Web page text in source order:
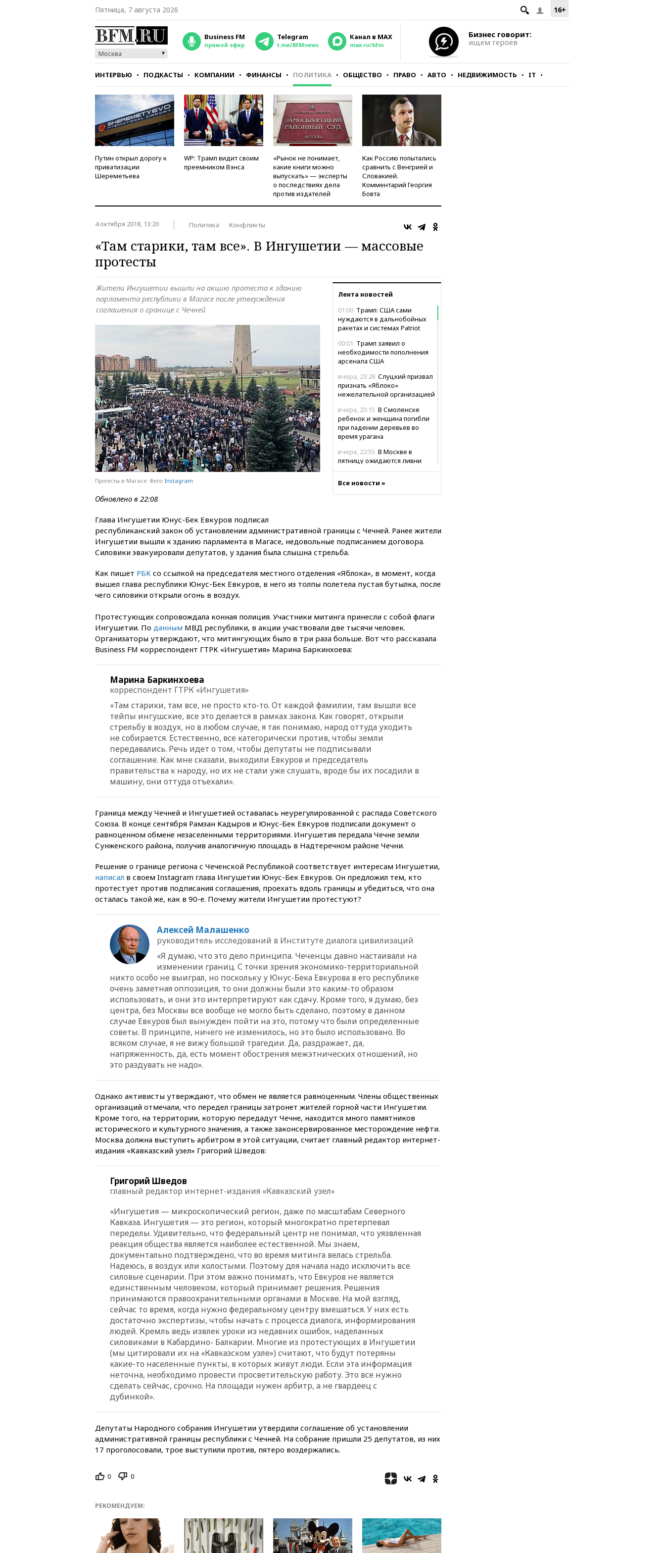
16+
Пятница, 7 августа 2026
Москва
Business FM
прямой эфир
Telegram
t.me/BFMnews
Канал в MAX
max.ru/bfm
Бизнес говорит:
ищем героев
ИНТЕРВЬЮ ПОДКАСТЫ КОМПАНИИ ФИНАНСЫ ПОЛИТИКА ОБЩЕСТВО ПРАВО АВТО НЕДВИЖИМОСТЬ IT
СТИЛЬ ТЕСТЫ
Путин открыл дорогу к
приватизации
Шереметьева
WP: Трамп видит своим
преемником Вэнса
«Рынок не понимает,
какие книги можно
выпускать» — эксперты
о последствиях дела
против издателей
Как Россию попытались
сравнить с Венгрией и
Словакией.
Комментарий Георгия
Бовта
4 октября 2018, 13:20 Политика Конфликты
«Там старики, там все». В Ингушетии — массовые
протесты
Лента новостей
01:00 Трамп: США сами
нуждаются в дальнобойных
ракетах и системах Patriot
00:01 Трамп заявил о
необходимости пополнения
арсенала США
вчера, 23:28 Слуцкий призвал
признать «Яблоко»
нежелательной организацией
вчера, 23:15 В Смоленске
ребенок и женщина погибли
при падении деревьев во
время урагана
вчера, 22:55 В Москве в
пятницу ожидаются ливни
продлил контракт с «Реалом»
до 2032 года
станет значительно дороже
вчера, 22:20Путин назвал 76-ю
гвардейскую десантно-
легендарной
вчера, 22:15 Путин заслушал
вчера, 21:58Генпрокуратура
признала нежелательным в
РФ американский Human
Rights Foundation
Европы в прыжках с 10-
метровой вышки
вчера, 21:10РФ не получала
обращений о прекращении
концессии строительства ж/д
в Армении
вчера, 21:00
В России вновь
вчера, 20:45 Матвиенко:
россиянам могут
рекомендовать не посещать
Армению
вчера, 20:35
беспилотник над Россией
вчера, 20:27 Ямпольская
призвала оптимизировать
олимпиады для поступления в
предложил оплачивать
защиту дорог от БПЛА из
средств на ремонт
вчера, 20:00 Зеленский 8
августа посетит Сербию с
официальным визитом
вчера, 19:58В Госдуму будет
внесен законопроект об
отмене ЕГЭ
вчера, 19:50Аэропорты Сочи и
Ярославля приостановили
работу
Вэнса на выборах 2028 года
вчера, 19:20 Число ломбардов
в РФ превысило максимум
2022 года
вчера, 19:15Жуковский и
вчера, 18:50Euractiv: восток
Финляндии приходит в упадок
без российских туристов
вчера, 18:35
аэропорту Геленджика
введены ограничения
вчера, 18:21Зюганов
присоединился к критике
«Яблока»
вчера, 18:15Четыре человека
пострадали при атаках ВСУ на
Белгородскую область
вчера, 18:00Совет мира
выбрал подрядчика для
строительства военной базы в
Газе
вчера, 17:50Миронов призвал
получит «золотую акцию» в
управлении аэропортом
Шереметьево
автобусу в Запорожской
ограничения
вчера, 17:17Власти РФ
помогут пострадавшему от
Все новости »
Жители Ингушетии вышли на акцию протеста к зданию
парламента республики в Магасе после утверждения
соглашения о границе с Чечней
Протесты в Магасе. Фото: Instagram
Обновлено в 22:08
Глава Ингушетии Юнус-Бек Евкуров подписал
республиканский закон об установлении административной границы с Чечней. Ранее жители
Ингушетии вышли к зданию парламента в Магасе, недовольные подписанием договора.
Силовики эвакуировали депутатов, у здания была слышна стрельба.
Как пишет РБК со ссылкой на председателя местного отделения «Яблока», в момент, когда
вышел глава республики Юнус-Бек Евкуров, в него из толпы полетела пустая бутылка, после
чего силовики открыли огонь в воздух.
Протестующих сопровождала конная полиция. Участники митинга принесли с собой флаги
Ингушетии. По данным МВД республики, в акции участвовали две тысячи человек.
Организаторы утверждают, что митингующих было в три раза больше. Вот что рассказала
Business FM корреспондент ГТРК «Ингушетия» Марина Баркинхоева:
Марина Баркинхоева
корреспондент ГТРК «Ингушетия»
«Там старики, там все, не просто кто-то. От каждой фамилии, там вышли все
тейпы ингушские, все это делается в рамках закона. Как говорят, открыли
стрельбу в воздух, но в любом случае, я так понимаю, народ оттуда уходить
не собирается. Естественно, все категорически против, чтобы земли
передавались. Речь идет о том, чтобы депутаты не подписывали
соглашение. Как мне сказали, выходили Евкуров и председатель
правительства к народу, но их не стали уже слушать, вроде бы их посадили в
машину, они оттуда отъехали».
Граница между Чечней и Ингушетией оставалась неурегулированной с распада Советского
Союза. В конце сентября Рамзан Кадыров и Юнус-Бек Евкуров подписали документ о
равноценном обмене незаселенными территориями. Ингушетия передала Чечне земли
Сунженского района, получив аналогичную площадь в Надтеречном районе Чечни.
Решение о границе региона с Чеченской Республикой соответствует интересам Ингушетии,
написал в своем Instagram глава Ингушетии Юнус-Бек Евкуров. Он предложил тем, кто
протестует против подписания соглашения, проехать вдоль границы и убедиться, что она
осталась такой же, как в 90-е. Почему жители Ингушетии протестуют?
Алексей Малашенко
руководитель исследований в Институте диалога цивилизаций
«Я думаю, что это дело принципа. Чеченцы давно настаивали на
изменении границ. С точки зрения экономико-территориальной
никто особо не выиграл, но поскольку у Юнус-Бека Евкурова в его республике
очень заметная оппозиция, то они должны были это каким-то образом
использовать, и они это интерпретируют как сдачу. Кроме того, я думаю, без
центра, без Москвы все вообще не могло быть сделано, поэтому в данном
случае Евкуров был вынужден пойти на это, потому что были определенные
советы. В принципе, ничего не изменилось, но это было использовано. Во
всяком случае, я не вижу большой трагедии. Да, раздражает, да,
напряженность, да, есть момент обострения межэтнических отношений, но
это раздувать не надо».
Однако активисты утверждают, что обмен не является равноценным. Члены общественных
организаций отмечали, что передел границы затронет жителей горной части Ингушетии.
Кроме того, на территории, которую передадут Чечне, находится много памятников
исторического и культурного значения, а также законсервированное месторождение нефти.
Москва должна выступить арбитром в этой ситуации, считает главный редактор интернет-
издания «Кавказский узел» Григорий Шведов:
Григорий Шведов
главный редактор интернет-издания «Кавказский узел»
«Ингушетия — микроскопический регион, даже по масштабам Северного
Кавказа. Ингушетия — это регион, который многократно претерпевал
переделы. Удивительно, что федеральный центр не понимал, что уязвленная
реакция oбщества является наиболее естественной. Мы знаем,
документально подтверждено, что во время митинга велась стрельба.
Надеюсь, в воздух или холостыми. Поэтому для начала надо исключить все
силовые сценарии. При этом важно понимать, что Евкуров не является
единственным человеком, который принимает решения. Решения
принимаются правоохранительными органами в Москве. На мой взгляд,
сейчас то время, когда нужно федеральному центру вмешаться. У них есть
достаточно экспертизы, чтобы начать с процесса диалога, информирования
людей. Кремль ведь извлек уроки из недавних ошибок, наделанных
силовиками в Кабардино- Балкарии. Многие из протестующих в Ингушетии
(мы цитировали их на «Кавказском узле») считают, что будут потеряны
какие-то населенные пункты, в которых живут люди. Если эта информация
неточна, необходимо провести просветительскую работу. Это все нужно
сделать сейчас, срочно. На площади нужен арбитр, a не гвардеец с
дубинкой».
Депутаты Народного собрания Ингушетии утвердили соглашение об установлении
административной границы республики с Чечней. На собрание пришли 25 депутатов, из них
17 проголосовали, трое выступили против, пятеро воздержались.
0 0
РЕКОМЕНДУЕМ: